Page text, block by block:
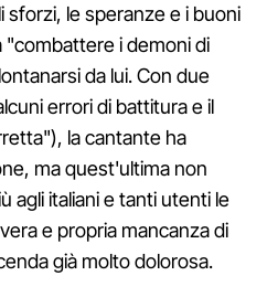
le speranze e i buoni
"combattere i demoni di
da lui. Con due
errori di battitura e il
la cantante ha
ma quest'ultima non
agli italiani e tanti utenti le
e propria mancanza di
già molto dolorosa.